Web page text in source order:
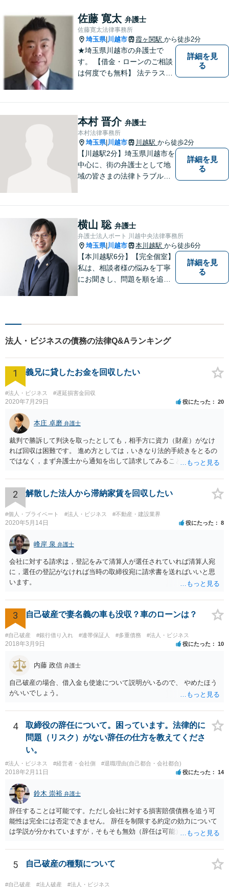
の喜びです。お困りの際はお
早めにご相談ください！【完
全個室対応】
佐藤 寛太 弁護士
佐藤寛太法律事務所
埼玉県| 川越市 霞ヶ関駅 から徒歩2分
★埼玉県川越市の弁護士で
す。 【借金・ローンのご相談
は何度でも無料】 法テラス契
詳細を見
る
本村 晋介 弁護士
本村法律事務所
埼玉県| 川越市 川越駅 から徒歩2分
【川越駅2分】埼玉県川越市を
中心に、街の弁護士として地
域の皆さまの法律トラブル解
どうぞお気軽にご相談くださ
い。
詳細を見
る
横山 聡 弁護士
弁護士法人ポート 川越中央法律事務所
埼玉県| 川越市 本川越駅 から徒歩6分
【本川越駅6分】【完全個室】
私は、相談者様の悩みを丁寧
にお聞きし、問題を順を追っ
ん。問題を解決するための適
切なサポートを提供します。
お気軽にご相談ください。
詳細を見
る
法人・ビジネスの債務の法律Q&Aランキング
1 義兄に貸したお金を回収したい
#法人・ビジネス #遅延損害金回収
2020年7月29日 役にたった 20
本庄 卓磨 弁護士
裁判で勝訴して判決を取ったとしても，相手方に資力（財産）がなけ
れば回収は困難です。 進め方としては，いきなり法的手続きをとるの
ではなく，まず弁護士から通知を出して請求してみることを検討すべ
2 解散した法人から滞納家賃を回収したい
#個人・プライベート #法人・ビジネス #不動産・建設業界
2020年5月14日 役にたった 8
峰岸 泉 弁護士
会社に対する請求は，登記をみて清算人が選任されていれば清算人宛
に，選任の登記がなければ当時の取締役宛に請求書を送ればいいと思
います。
3 自己破産で妻名義の車も没収？車のローンは？
#自己破産 #銀行借り入れ #連帯保証人 #多重債務 #法人・ビジネス
2018年3月9日 役にたった 10
内藤 政信 弁護士
自己破産の場合、借入金も使途について説明がいるので、 やめたほう
がいいでしょう。
4
取締役の辞任について。困っています。法律的に
問題（リスク）がない辞任の仕方を教えてくださ
い。
#法人・ビジネス #経営者・会社側 #退職理由(自己都合・会社都合)
2018年2月11日 役にたった 14
鈴木 崇裕 弁護士
辞任することは可能です。ただし会社に対する損害賠償債務を追う可
能性は完全には否定できません。 辞任を制限する約定の効力について
は学説が分かれていますが，そもそも無効（辞任は可能）と考える説
る可能性があると考える説が有力です。 ただし，いずれの説をとった
場合でも，会社にとって「不利な時期」に辞任したときは，「やむを
得ない事由」がない限り，会社の損害を賠償しなければならなくなり
ます。 健康上の理由は「やむを得ない事由」の典型ですが，程度によ
5 自己破産の種類について
#自己破産 #法人破産 #法人・ビジネス